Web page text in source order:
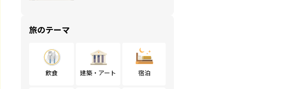
旅のテーマ
飲食 建築・アート 宿泊